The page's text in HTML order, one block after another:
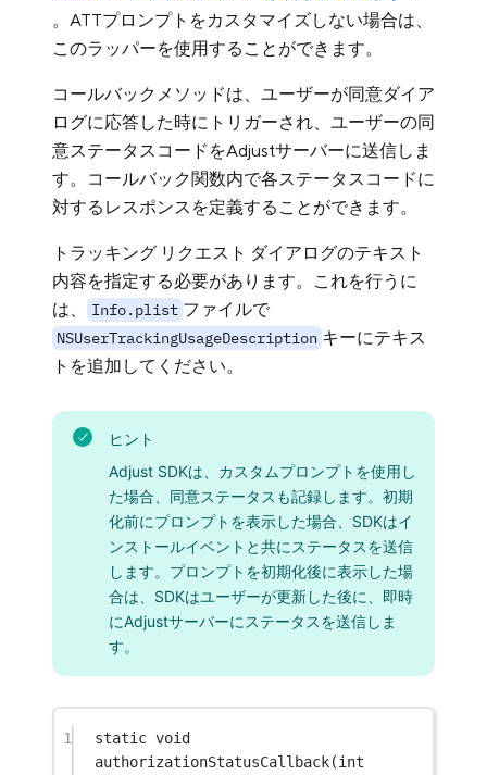
。ATTプロンプトをカスタマイズしない場合は、
このラッパーを使用することができます。
コールバックメソッドは、ユーザーが同意ダイア
ログに応答した時にトリガーされ、ユーザーの同
意ステータスコードをAdjustサーバーに送信しま
す。コールバック関数内で各ステータスコードに
対するレスポンスを定義することができます。
トラッキング リクエスト ダイアログのテキスト
内容を指定する必要があります。これを行うに
は、
Info.plist ファイルで
NSUserTrackingUsageDescription キーにテキス
トを追加してください。
ヒント
Adjust SDKは、カスタムプロンプトを使用し
た場合、同意ステータスも記録します。初期
化前にプロンプトを表示した場合、SDKはイ
ンストールイベントと共にステータスを送信
します。プロンプトを初期化後に表示した場
合は、SDKはユーザーが更新した後に、即時
にAdjustサーバーにステータスを送信しま
す。
1 static void
authorizationStatusCallback(int